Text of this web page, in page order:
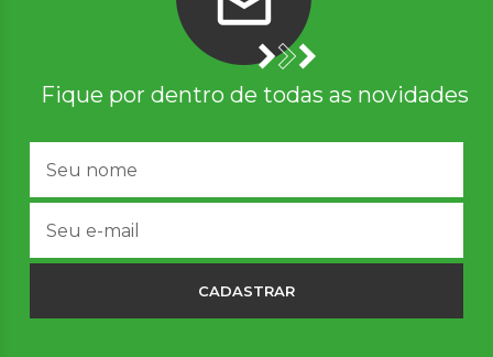
Fique por dentro de todas as novidades
CADASTRAR